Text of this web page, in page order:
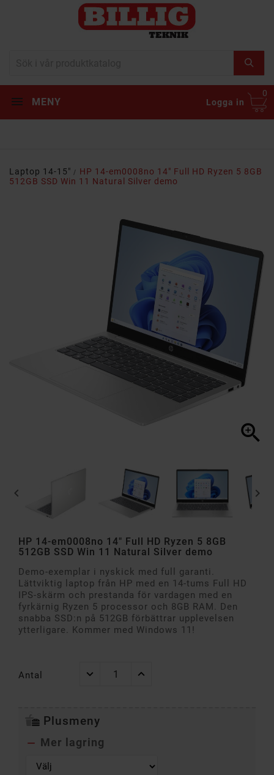
MENY Logga in
0
Laptop 14-15"
HP 14-em0008no 14" Full HD Ryzen 5 8GB
512GB SSD Win 11 Natural Silver demo

 
HP 14-em0008no 14" Full HD Ryzen 5 8GB
512GB SSD Win 11 Natural Silver demo
Demo-exemplar i nyskick med full garanti.
Lättviktig laptop från HP med en 14-tums Full HD
IPS-skärm och prestanda för vardagen med en
fyrkärnig Ryzen 5 processor och 8GB RAM. Den
snabba SSD:n på 512GB förbättrar upplevelsen
ytterligare. Kommer med Windows 11!
Antal
Plusmeny
 Mer lagring